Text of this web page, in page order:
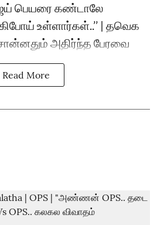
பெயரை கண்டாலே
உள்ளார்கள்..’’ | தவெக
அதிர்ந்த பேரவை
Read More